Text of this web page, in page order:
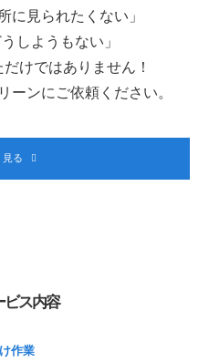
に見られたくない」
しようもない」
けではありません！
ーンにご依頼ください。
見る
ビス内容
作業